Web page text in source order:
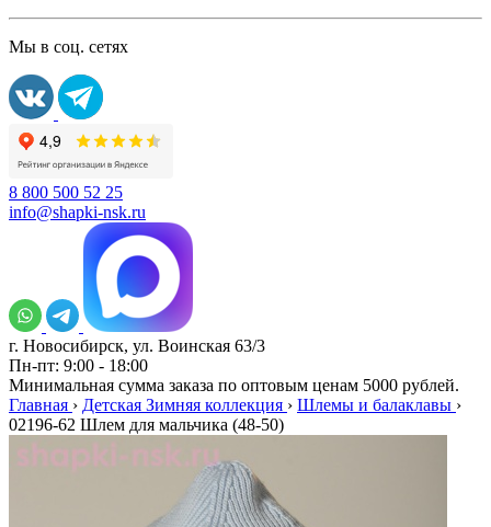
Мы в соц. сетях
8 800 500 52 25
info@shapki-nsk.ru
г. Новосибирск, ул. Воинская 63/3
Пн-пт: 9:00 - 18:00
Минимальная сумма заказа по оптовым ценам 5000 рублей.
Главная › Детская Зимняя коллекция › Шлемы и балаклавы ›
02196-62 Шлем для мальчика (48-50)